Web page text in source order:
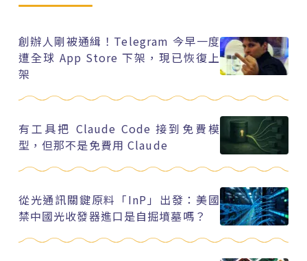
創辦人剛被通緝！Telegram 今早一度
遭全球 App Store 下架，現已恢復上
架
有工具把 Claude Code 接到免費模
型，但那不是免費用 Claude
從光通訊關鍵原料「InP」出發：美國
禁中國光收發器進口是自掘墳墓嗎？